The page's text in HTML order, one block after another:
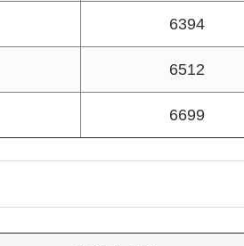
6394
6512
6699